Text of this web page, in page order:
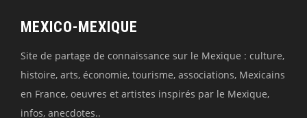
MEXICO-MEXIQUE
Site de partage de connaissance sur le Mexique : culture,
histoire, arts, économie, tourisme, associations, Mexicains
en France, oeuvres et artistes inspirés par le Mexique,
infos, anecdotes..